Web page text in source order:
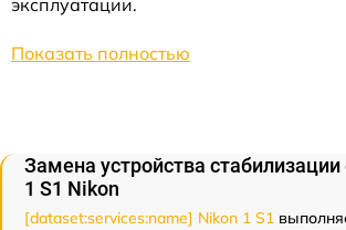
эксплуатации.
Показать полностью
Замена устройства
1 S1 Nikon
[dataset:services:name] Nikon 1 S1